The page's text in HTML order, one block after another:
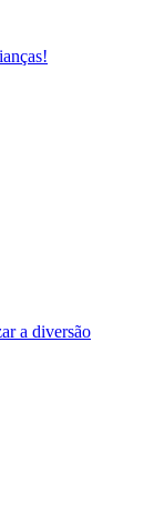
a diversão